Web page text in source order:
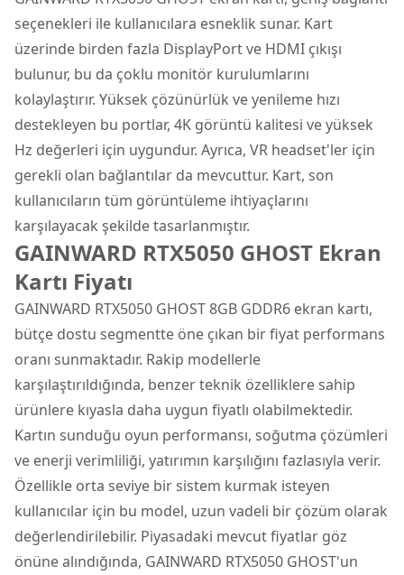
seçenekleri ile kullanıcılara esneklik sunar. Kart
üzerinde birden fazla DisplayPort ve HDMI çıkışı
bulunur, bu da çoklu monitör kurulumlarını
kolaylaştırır. Yüksek çözünürlük ve yenileme hızı
destekleyen bu portlar, 4K görüntü kalitesi ve yüksek
Hz değerleri için uygundur. Ayrıca, VR headset'ler için
gerekli olan bağlantılar da mevcuttur. Kart, son
kullanıcıların tüm görüntüleme ihtiyaçlarını
karşılayacak şekilde tasarlanmıştır.
GAINWARD RTX5050 GHOST Ekran
Kartı Fiyatı
GAINWARD RTX5050 GHOST 8GB GDDR6 ekran kartı,
bütçe dostu segmentte öne çıkan bir fiyat performans
oranı sunmaktadır. Rakip modellerle
karşılaştırıldığında, benzer teknik özelliklere sahip
ürünlere kıyasla daha uygun fiyatlı olabilmektedir.
Kartın sunduğu oyun performansı, soğutma çözümleri
ve enerji verimliliği, yatırımın karşılığını fazlasıyla verir.
Özellikle orta seviye bir sistem kurmak isteyen
kullanıcılar için bu model, uzun vadeli bir çözüm olarak
değerlendirilebilir. Piyasadaki mevcut fiyatlar göz
önüne alındığında, GAINWARD RTX5050 GHOST'un